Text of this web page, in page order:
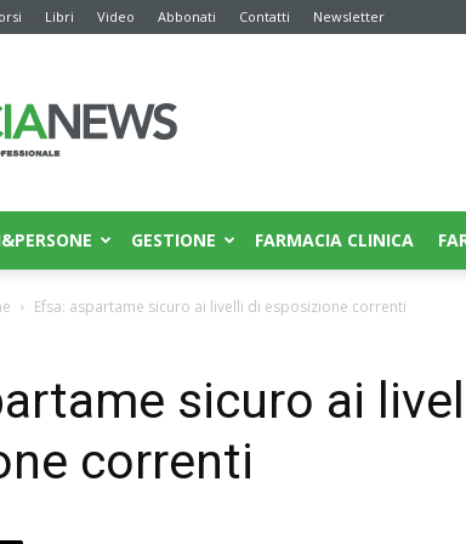
Libri Video Abbonati Contatti Newsletter
GESTIONE FARMACIA CLINICA
Efsa: aspartame sicuro ai livelli di esposizione correnti
sicuro ai
correnti